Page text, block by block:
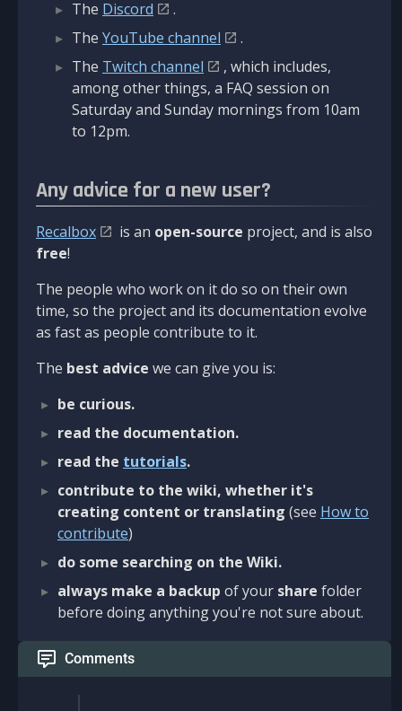
The Discord
.
The YouTube channel
.
The Twitch channel
, which includes,
among other things, a FAQ session on
Saturday and Sunday mornings from 10am
to 12pm.
Any advice for a new user?
Recalbox is an open-source project, and is also
free!
The people who work on it do so on their own
time, so the project and its documentation evolve
as fast as people contribute to it.
The best advice we can give you is:
be curious.
read the documentation.
read the tutorials.
contribute to the wiki, whether it's
creating content or translating (see How to
contribute)
do some searching on the Wiki.
always make a backup of your share folder
before doing anything you're not sure about.
Comments